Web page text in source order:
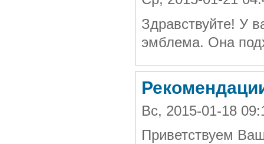
Здравствуйте! У
эмблема. Она
Вс, 2015-01-18
Приветствуем